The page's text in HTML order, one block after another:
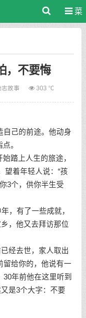
菜
，不要悔
志故事 303 ℃
自己的前途。他动身
。
踏上人生的旅途，
望着年轻人说：“孩
3个，供你半生受
，有了一些成就，
，他又去拜访那位
经去世，家人取出
留给你的，他说有一
年前他在这里听到
是3个大字：不要